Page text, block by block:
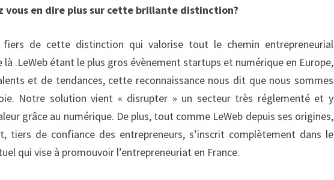
vous en dire plus sur cette brillante distinction?
fiers de cette distinction qui valorise tout le chemin entrepreneurial
là .LeWeb étant le plus gros évènement startups et numérique en Europe,
et de tendances, cette reconnaissance nous dit que nous sommes
Notre solution vient « disrupter » un secteur très réglementé et y
grâce au numérique. De plus, tout comme LeWeb depuis ses origines,
tiers de confiance des entrepreneurs, s’inscrit complètement dans le
qui vise à promouvoir l’entrepreneuriat en France.